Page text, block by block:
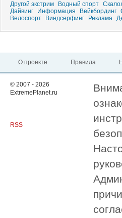
Другой экстрим Водный спорт
Дайвинг
Информация Вейкбординг
Велоспорт
Виндсерфинг Реклама
О проекте Правила
© 2007 - 2026
ExtremePlanet.ru
RSS